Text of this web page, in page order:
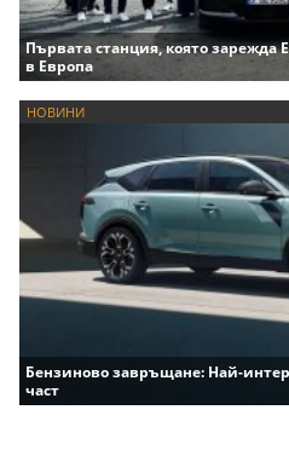
Първата станция, която зарежда
в Европа
НОВИНИ
Бензиново завръщане: Най-
част